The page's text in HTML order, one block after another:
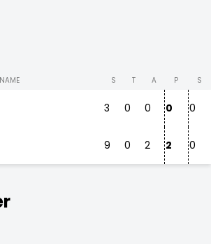
NAME S T A P S
3 0 0 0 0
9 0 2 2 0